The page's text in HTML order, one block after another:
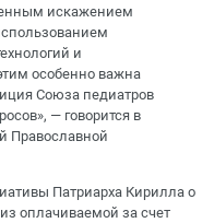
искажением
и
особенно важна
Союза педиатров
— говорится в
Православной
Патриарха Кирилла о
оплачиваемой за счет